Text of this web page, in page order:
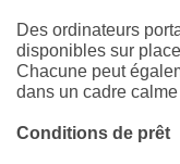
Des ordinateurs
disponibles sur
Chacune peut
dans un cadre
Conditions de prêt